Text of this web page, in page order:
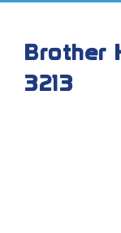
Brother
3213